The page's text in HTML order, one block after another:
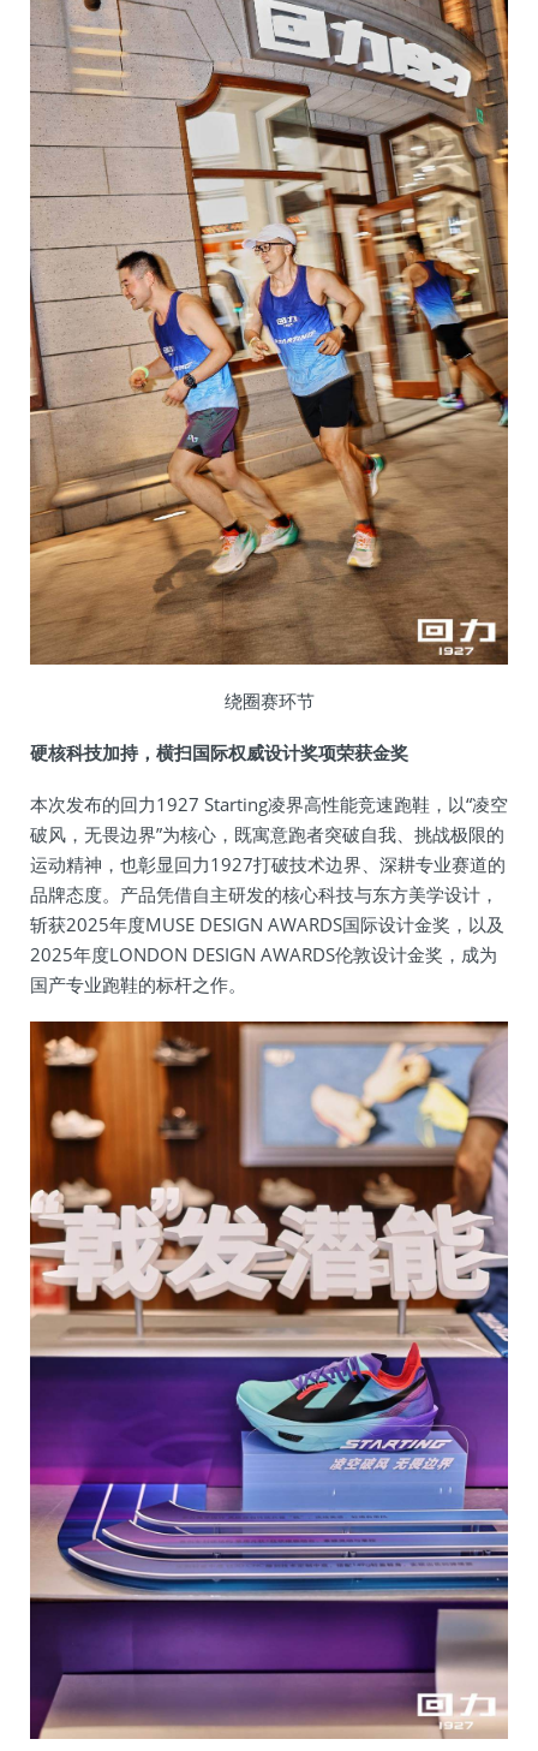
绕圈赛环节
硬核科技加持，横扫国际权威设计奖项荣获金奖
本次发布的回力1927 Starting凌界高性能竞速跑鞋，以“凌空
破风，无畏边界”为核心，既寓意跑者突破自我、挑战极限的
运动精神，也彰显回力1927打破技术边界、深耕专业赛道的
品牌态度。产品凭借自主研发的核心科技与东方美学设计，
斩获2025年度MUSE DESIGN AWARDS国际设计金奖，以及
2025年度LONDON DESIGN AWARDS伦敦设计金奖，成为
国产专业跑鞋的标杆之作。